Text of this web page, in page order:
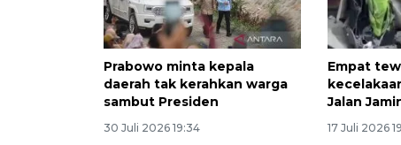
Prabowo minta kepala
daerah tak kerahkan warga
sambut Presiden
30 Juli 2026 19:34
Empat
Jalan
17 Juli 2026